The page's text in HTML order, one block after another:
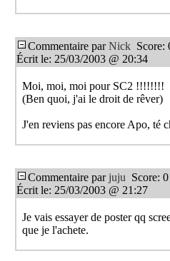
Commentaire parNick Score:
Écrit le: 25/03/2003 @ 20:34
Moi, moi, moi pour SC2 !!!!!!!!
(Ben quoi, j'ai le droit de rêver)
J'en reviens pas encore Apo, té
Commentaire parjuju Score: 0
Écrit le: 25/03/2003 @ 21:27
Je vais essayer de poster qq
que je l'achete.